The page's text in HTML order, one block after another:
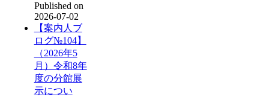
Published on
2026-07-02
【案内人ブ
ログ№104】
（2026年5
月）令和8年
度の分館展
示につい